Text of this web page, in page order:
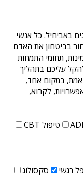
באביחיל. כל אנשי
בביטחון את האדם
תחומי התמחות
עליכם בתהליך
במקום אחד,
לקרוא,
טיפול CBT
רגשי
סקסולוג